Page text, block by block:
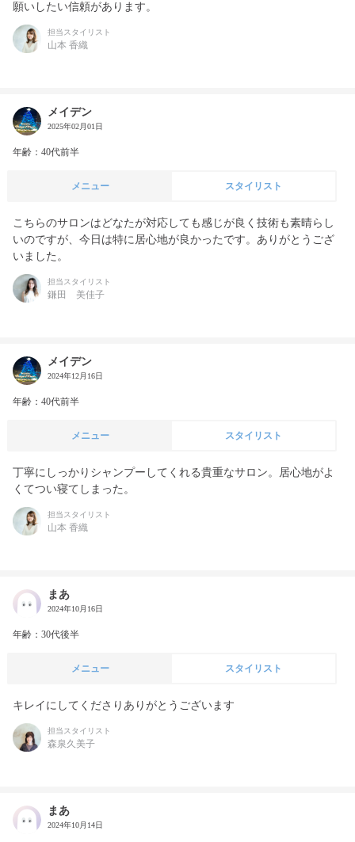
願いしたい信頼があります。
担当スタイリスト
山本 香織
メイデン
2025年02月01日
年齢：40代前半
メニュー スタイリスト
こちらのサロンはどなたが対応しても感じが良く技術も素晴らし
いのですが、今日は特に居心地が良かったです。ありがとうござ
いました。
担当スタイリスト
鎌田 美佳子
メイデン
2024年12月16日
年齢：40代前半
メニュー スタイリスト
丁寧にしっかりシャンプーしてくれる貴重なサロン。居心地がよ
くてつい寝てしまった。
担当スタイリスト
山本 香織
まあ
2024年10月16日
年齢：30代後半
メニュー スタイリスト
キレイにしてくださりありがとうございます
担当スタイリスト
森泉久美子
まあ
2024年10月14日